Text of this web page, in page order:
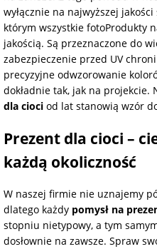
wyłącznie na najwyższej
którym wszystkie fotoProdukty
jakością. Są przeznaczone do
zabezpieczenie przed UV
precyzyjne odwzorowanie
dokładnie tak, jak na projekcie.
dla cioci od lat stanowią wzór
Prezent dla cioci –
każdą okoliczność
W naszej firmie nie uznajemy
dlatego każdy pomysł na
stopniu nietypowy, a tym
dosłownie na zawsze. Spraw